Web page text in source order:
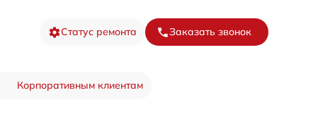
Статус ремонта Заказать звонок
Корпоративным клиентам